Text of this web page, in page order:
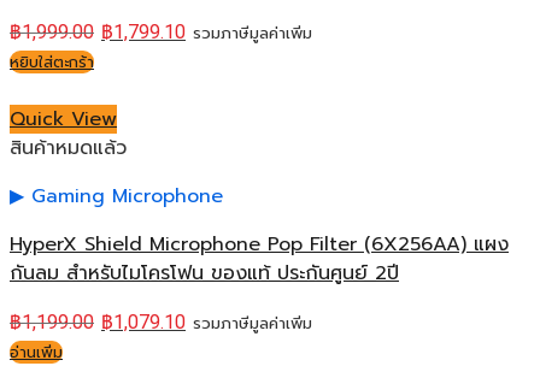
฿1,999.00 ฿1,799.10 รวมภาษีมูลค่าเพิ่ม
หยิบใส่ตะกร้า
Quick View
สินค้าหมดแล้ว
Gaming Microphone
HyperX Shield Microphone Pop Filter (6X256AA) แผง
กันลม สำหรับไมโครโฟน ของแท้ ประกันศูนย์ 2ปี
฿1,199.00 ฿1,079.10 รวมภาษีมูลค่าเพิ่ม
อ่านเพิ่ม